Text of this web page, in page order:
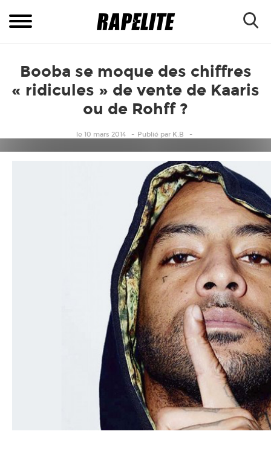
Booba se moque des chiffres
« ridicules » de vente de Kaaris
ou de Rohff ?
le 10 mars 2014 Publiépar K.B